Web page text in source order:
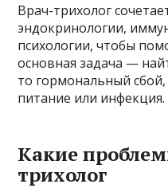
Врач-трихолог
эндокринологии,
психологии, чтобы
основная задача —
то гормональный
питание или инфекция.
Какие
трихолог